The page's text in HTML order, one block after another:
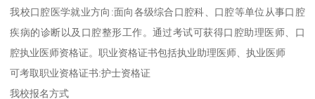
我校口腔医学就业方向:面向各级综合口腔科、口腔等单位从事口腔
疾病的诊断以及口腔整形工作。通过考试可获得口腔助理医师、口
腔执业医师资格证。职业资格证书包括执业助理医师、执业医师
可考取职业资格证书:护士资格证
我校报名方式